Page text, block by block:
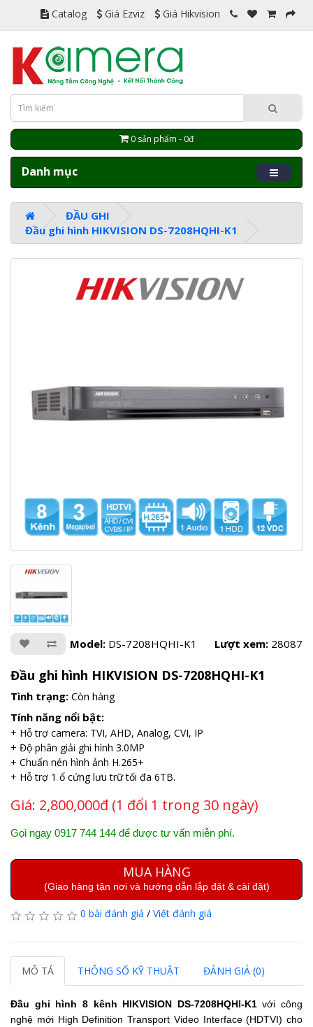
Catalog Giá Ezviz Giá Hikvision
0 sản phẩm - 0đ
Danh mục
ĐẦU GHI
Đầu ghi hình HIKVISION DS-7208HQHI-K1
Model: DS-7208HQHI-K1 Lượt xem: 28087
Đầu ghi hình HIKVISION DS-7208HQHI-K1
Tình trạng: Còn hàng
Tính năng nổi bật:
+ Hỗ trợ camera: TVI, AHD, Analog, CVI, IP
+ Độ phân giải ghi hình 3.0MP
+ Chuẩn nén hình ảnh H.265+
+ Hỗ trợ 1 ổ cứng lưu trữ tối đa 6TB.
Giá: 2,800,000đ (1 đổi 1 trong 30 ngày)
Gọi ngay 0917 744 144 để được tư vấn miễn phí.
MUA HÀNG
(Giao hàng tận nơi và hướng dẫn lắp đặt & cài đặt)
0 bài đánh giá / Viết đánh giá
MÔ TẢ THÔNG SỐ KỸ THUẬT ĐÁNH GIÁ (0)
Đầu ghi hình 8 kênh HIKVISION DS-7208HQHI-K1với công
nghệ mới High Definition Transport Video Interface (HDTVI) cho